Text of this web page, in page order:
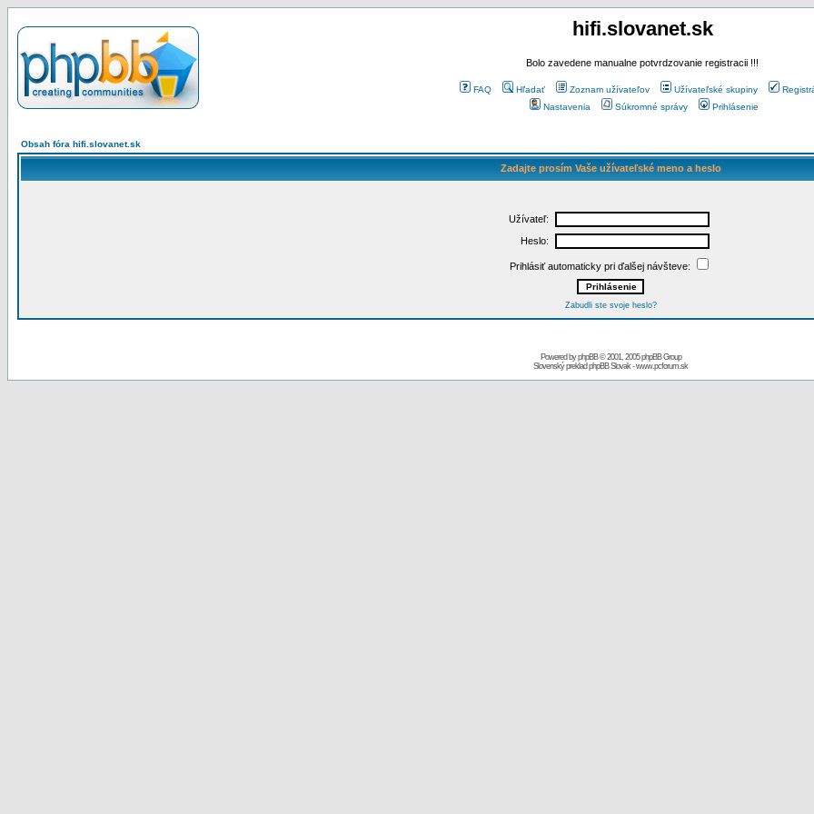
hifi.slovanet.sk
Bolo zavedene manualne potvrdzovanie registracii !!!
FAQ Hľadať Zoznam užívateľov Užívateľské skupiny
Nastavenia
Súkromné správy Prihlásenie
Obsah fóra hifi.slovanet.sk
Zadajte prosím Vaše užívateľské meno a heslo
Užívateľ:
Heslo:
Prihlásiť automaticky pri ďalšej návšteve:
Zabudli ste svoje heslo?
Powered byphpBB© 2001, 2005 phpBB Group
Slovenský preklad phpBB Slovak-www.pcforum.sk